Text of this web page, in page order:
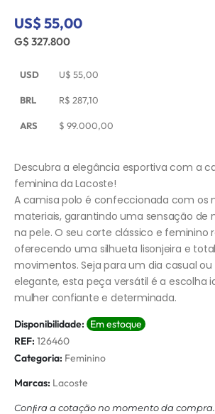
US$ 55,00
G$ 327.800
USD U$ 55,00
BRL R$ 287,10
ARS $ 99.000,00
Descubra a elegância esportiva com a
feminina da Lacoste!
A camisa polo é confeccionada com os
materiais, garantindo uma sensação de
na pele. O seu corte clássico e feminino
oferecendo uma silhueta lisonjeira e
movimentos. Seja para um dia casual
elegante, esta peça versátil é a escolha
mulher confiante e determinada.
Disponibilidade: Em estoque
REF: 126460
Categoria: Feminino
Marcas: Lacoste
Conﬁra a cotação no momento da compra.